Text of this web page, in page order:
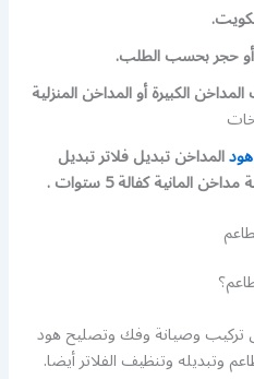
حجر بحسب الطلب.
الكبيرة أو المداخن المنزلية
المداخن تبديل فلاتر تبديل
المانية كفالة 5 ستوات .
وصيانة وفك وتصليح هود
وتبديله وتنظيف الفلاتر أيضا.